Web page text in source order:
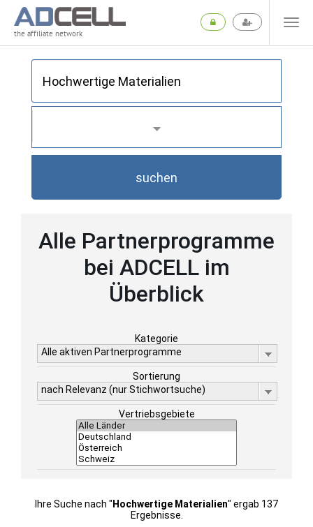
the affiliate network
suchen
Alle Partnerprogramme
bei ADCELL im
Überblick
Kategorie
Alle aktiven Partnerprogramme
Sortierung
nach Relevanz (nur Stichwortsuche)
Vertriebsgebiete
Ihre Suche nach " Hochwertige Materialien" ergab 137
Ergebnisse.